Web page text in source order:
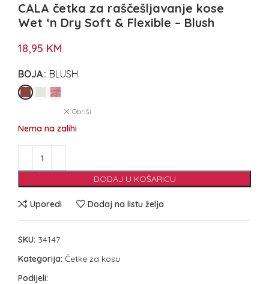
CALA četka za raščešljavanje kose
Wet ‘n Dry Soft & Flexible – Blush
18,95 KM
BOJA BLUSH
Obriši
Nema na zalihi
DODAJ U KOŠARICU
Uporedi Dodaj na listu želja
SKU: 34147
Kategorija: Četke za kosu
Podijeli: